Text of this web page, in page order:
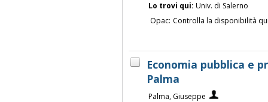
Lo trovi qui: Univ. di Salerno
Opac: Controlla la disponibilità
Economia pubblica e
Palma
Palma, Giuseppe